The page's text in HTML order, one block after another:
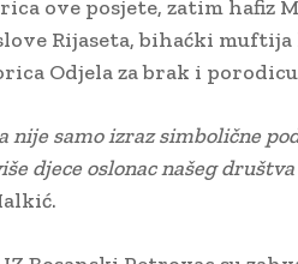
ove posjete, zatim hafiz
Rijaseta, bihaćki muftija
Odjela za brak i
nije samo izraz simbolične
djece oslonac našeg